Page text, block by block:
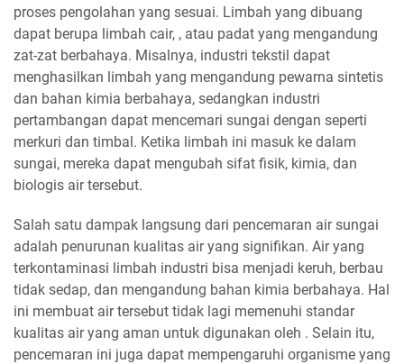
proses pengolahan yang sesuai. Limbah yang dibuang
dapat berupa limbah cair, , atau padat yang mengandung
zat-zat berbahaya. Misalnya, industri tekstil dapat
menghasilkan limbah yang mengandung pewarna sintetis
dan bahan kimia berbahaya, sedangkan industri
pertambangan dapat mencemari sungai dengan seperti
merkuri dan timbal. Ketika limbah ini masuk ke dalam
sungai, mereka dapat mengubah sifat fisik, kimia, dan
biologis air tersebut.
Salah satu dampak langsung dari pencemaran air sungai
adalah penurunan kualitas air yang signifikan. Air yang
terkontaminasi limbah industri bisa menjadi keruh, berbau
tidak sedap, dan mengandung bahan kimia berbahaya. Hal
ini membuat air tersebut tidak lagi memenuhi standar
kualitas air yang aman untuk digunakan oleh . Selain itu,
pencemaran ini juga dapat mempengaruhi organisme yang